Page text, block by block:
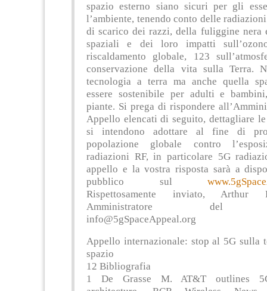
Rispettosamente inviato, Arthur
Amministratore del
info@5gSpaceAppeal.org
Appello internazionale: stop al 5G sulla
spazio
12 Bibliografia
1 De Grasse M. AT&T outlines